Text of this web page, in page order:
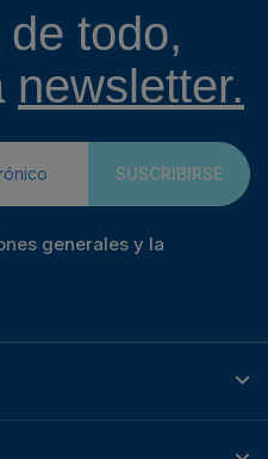
todo,
newsletter.
SUSCRIBIRSE
generales y la